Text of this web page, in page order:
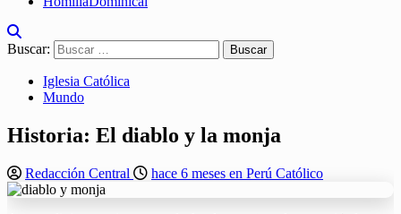
Buscar:
Iglesia Católica
Mundo
Historia: El diablo y la monja
Redacción Central hace 6 meses en Perú Católico